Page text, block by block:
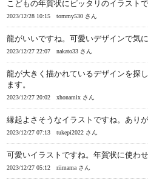
こどもの年賀状にピッタリのイラスト
2023/12/28 10:15 tommy530 さん
龍がいいですね。可愛いデザインで気に
2023/12/27 22:07 nakato33 さん
龍が大きく描かれているデザインを探
ます。
2023/12/27 20:02 xhonamix さん
縁起よさそうなイラストですね。あり
2023/12/27 07:13 tukepi2022 さん
可愛いイラストですね。年賀状に使わ
2023/12/27 05:12 riimama さん